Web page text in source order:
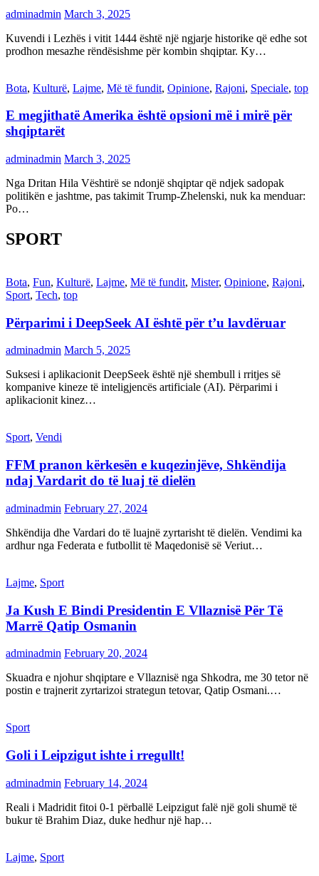
adminadmin March 3, 2025
Kuvendi i Lezhës i vitit 1444 është një ngjarje historike që edhe sot
prodhon mesazhe rëndësishme për kombin shqiptar. Ky…
Bota, Kulturë, Lajme, Më të fundit, Opinione, Rajoni, Speciale, top
E megjithatë Amerika është opsioni më i mirë për
shqiptarët
adminadmin March 3, 2025
Nga Dritan Hila Vështirë se ndonjë shqiptar që ndjek sadopak
politikën e jashtme, pas takimit Trump-Zhelenski, nuk ka menduar:
Po…
SPORT
Bota, Fun, Kulturë, Lajme, Më të fundit, Mister, Opinione, Rajoni,
Sport, Tech, top
Përparimi i DeepSeek AI është për t’u lavdëruar
adminadmin March 5, 2025
Suksesi i aplikacionit DeepSeek është një shembull i rritjes së
kompanive kineze të inteligjencës artificiale (AI). Përparimi i
aplikacionit kinez…
Sport, Vendi
FFM pranon kërkesën e kuqezinjëve, Shkëndija
ndaj Vardarit do të luaj të dielën
adminadmin February 27, 2024
Shkëndija dhe Vardari do të luajnë zyrtarisht të dielën. Vendimi ka
ardhur nga Federata e futbollit të Maqedonisë së Veriut…
Lajme, Sport
Ja Kush E Bindi Presidentin E Vllaznisë Për Të
Marrë Qatip Osmanin
adminadmin February 20, 2024
Skuadra e njohur shqiptare e Vllaznisë nga Shkodra, me 30 tetor në
postin e trajnerit zyrtarizoi strategun tetovar, Qatip Osmani.…
Sport
Goli i Leipzigut ishte i rregullt!
adminadmin February 14, 2024
Reali i Madridit fitoi 0-1 përballë Leipzigut falë një goli shumë të
bukur të Brahim Diaz, duke hedhur një hap…
Lajme, Sport